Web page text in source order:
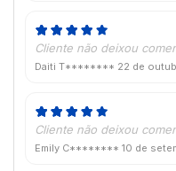
Cliente não deixou
Daiti T******** 22 de
Cliente não deixou
Emily C******** 10 de